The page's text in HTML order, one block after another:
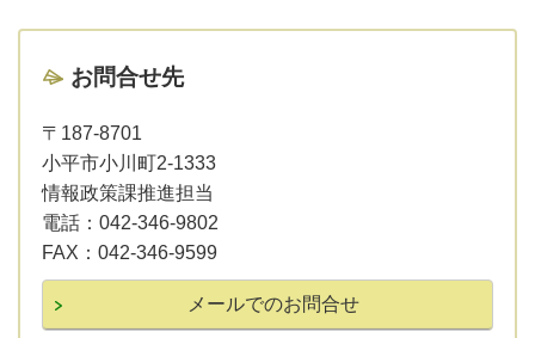
お問合せ先
〒187-8701
小平市小川町2-1333
情報政策課推進担当
電話： 042-346-9802
FAX： 042-346-9599